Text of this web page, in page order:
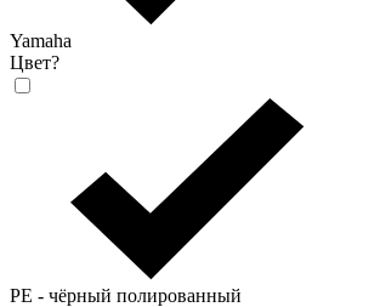
Yamaha
Цвет?
PE - чёрный полированный